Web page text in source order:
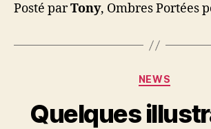
Posté parTony, Ombres Portées
Catégories
NEWS
Quelques